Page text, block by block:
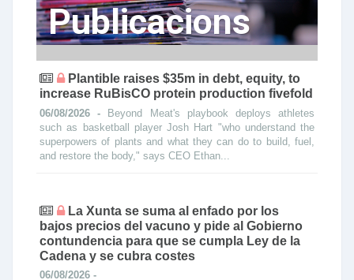
Publicacions
Plantible raises $35m in debt, equity, to
increase RuBisCO protein production fivefold
06/08/2026 - Beyond Meat's playbook deploys athletes
such as basketball player Josh Hart "who understand the
superpowers of plants and what they can do to build, fuel,
and restore the body," says CEO Ethan...
La Xunta se suma al enfado por los
bajos precios del vacuno y pide al Gobierno
contundencia para que se cumpla Ley de la
Cadena y se cubra costes
06/08/2026 -